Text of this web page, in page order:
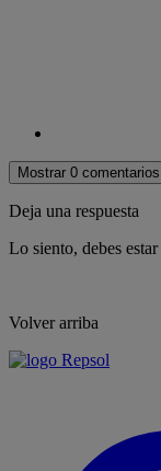
Mostrar 0 comentarios
Deja una respuesta
Lo siento, debes estar
Volver arriba